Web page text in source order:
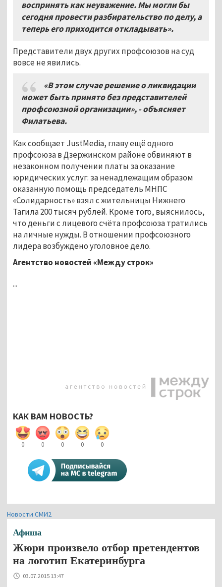
воспринять как неуважение. Мы могли бы
сегодня провести разбирательство по делу, а
теперь его приходится откладывать».
Представители двух других профсоюзов на суд
вовсе не явились.
«В этом случае решение о ликвидации
может быть принято без представителей
профсоюзной организации», - объясняет
Филатьева.
Как сообщает JustMedia, главу ещё одного
профсоюза в Дзержинском районе обвиняют в
незаконном получении платы за оказание
юридических услуг: за ненадлежащим образом
оказанную помощь председатель МНПС
«Солидарность» взял с жительницы Нижнего
Тагила 200 тысяч рублей. Кроме того, выяснилось,
что деньги с лицевого счёта профсоюза тратились
на личные нужды. В отношении профсоюзного
лидера возбуждено уголовное дело.
Агентство новостей «Между строк»
...
КАК ВАМ НОВОСТЬ?
0 0 0 0 0
Новости СМИ2
Афиша
Жюри произвело отбор претендентов
на логотип Екатеринбурга
03.07.2015 13:47